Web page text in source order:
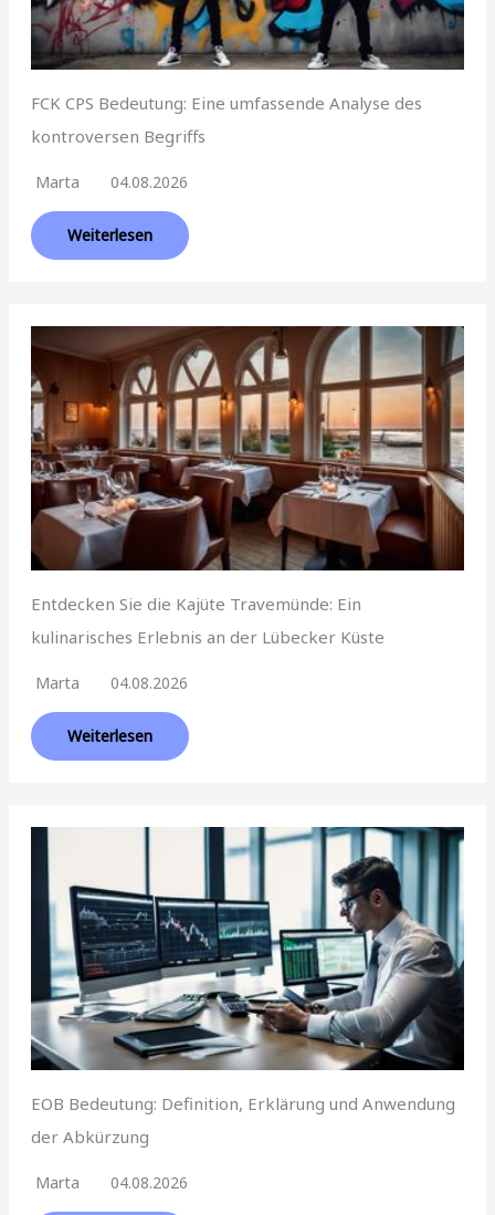
FCK CPS Bedeutung: Eine umfassende Analyse des
kontroversen Begriffs
Marta 04.08.2026
Weiterlesen
Entdecken Sie die Kajüte Travemünde: Ein
kulinarisches Erlebnis an der Lübecker Küste
Marta 04.08.2026
Weiterlesen
EOB Bedeutung: Definition, Erklärung und Anwendung
der Abkürzung
Marta 04.08.2026